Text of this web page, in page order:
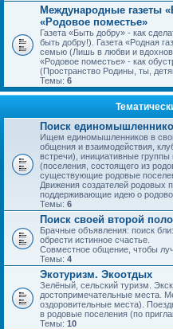
Международные газеты
«Родовое поместье»
Газета «Быть добру» - как
быть добру!). Газета «Родная
семью (Лишь в любви и
«Родовое поместье» - как
(Пространство Родины, ты,
Темы: 6
Поиск
Ищем единомышленников в
общения и взаимодействия,
встречи), инициативные
(поселения, состоящего из
существующие родовые
Движения создателей родовых
поддерживающие идею о
Темы: 6
Поиск своей второй
Брачные объявления: поиск
обрести истинное счастье.
Совместное общение, чтобы
Темы: 4
Экотуризм. Экоотдых
Зелёный, сельский туризм.
достопримечательные места.
оздоровительные места).
в родовые поселения (по
Темы: 10